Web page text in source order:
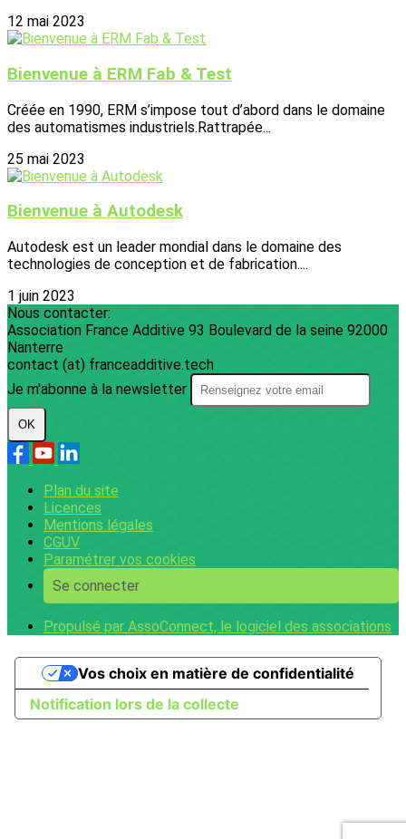
12 mai 2023
Bienvenue à ERM Fab & Test
Créée en 1990, ERM s’impose tout d’abord dans le domaine
des automatismes industriels.Rattrapée...
25 mai 2023
Bienvenue à Autodesk
Autodesk est un leader mondial dans le domaine des
technologies de conception et de fabrication....
1 juin 2023
Nous contacter:
Association France Additive 93 Boulevard de la seine 92000
Nanterre
contact (at) franceadditive.tech
Je m'abonne à la newsletter
OK
Plan du site
Licences
Mentions légales
CGUV
Paramétrer vos cookies
Se connecter
Propulsé par AssoConnect, le logiciel des associations
Notification lors de la collecte
Vos choix en matière de confidentialité